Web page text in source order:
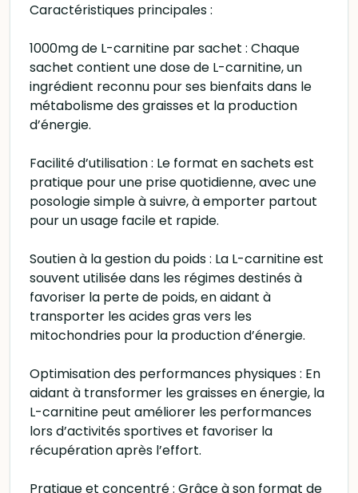
Caractéristiques principales :
1000mg de L-carnitine par sachet : Chaque
sachet contient une dose de L-carnitine, un
ingrédient reconnu pour ses bienfaits dans le
métabolisme des graisses et la production
d’énergie.
Facilité d’utilisation : Le format en sachets est
pratique pour une prise quotidienne, avec une
posologie simple à suivre, à emporter partout
pour un usage facile et rapide.
Soutien à la gestion du poids : La L-carnitine est
souvent utilisée dans les régimes destinés à
favoriser la perte de poids, en aidant à
transporter les acides gras vers les
mitochondries pour la production d’énergie.
Optimisation des performances physiques : En
aidant à transformer les graisses en énergie, la
L-carnitine peut améliorer les performances
lors d’activités sportives et favoriser la
récupération après l’effort.
Pratique et concentré : Grâce à son format de